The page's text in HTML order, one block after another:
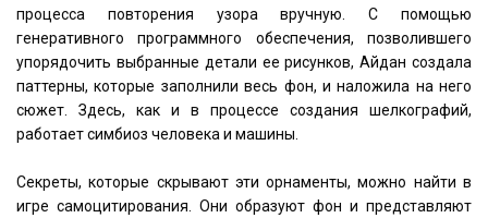
процесса повторения узора вручную. С помощью
генеративного программного обеспечения, позволившего
упорядочить выбранные детали ее рисунков, Айдан создала
паттерны, которые заполнили весь фон, и наложила на него
сюжет. Здесь, как и в процессе создания шелкографий,
работает симбиоз человека и машины.
Секреты, которые скрывают эти орнаменты, можно найти в
игре самоцитирования. Они образуют фон и представляют